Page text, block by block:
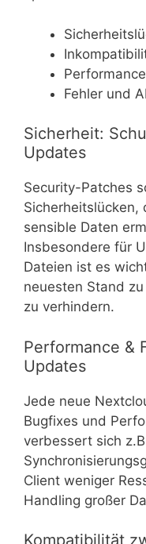
Fehler und
Sicherheit:
Updates
Security-Patches
sensible Daten
Insbesondere für
Dateien ist es
neuesten Stand
zu verhindern.
Performance &
Updates
Jede neue
Bugfixes und
verbessert sich
Client weniger
Handling großer